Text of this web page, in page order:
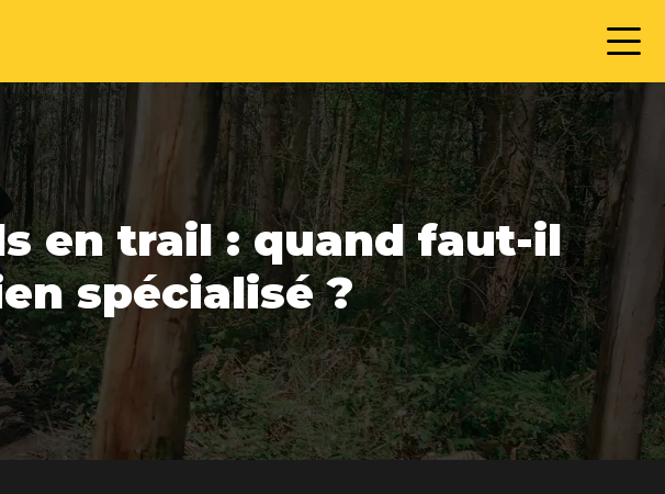
en trail : quand faut-il
spécialisé ?